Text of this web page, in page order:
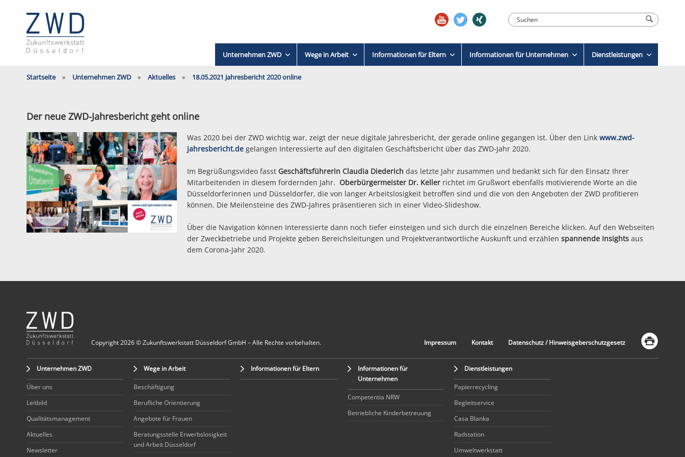
Unternehmen ZWD Wege in Arbeit Informationen für Eltern Informationen für Unternehmen Dienstleistungen
Startseite Unternehmen ZWD Aktuelles 18.05.2021 Jahresbericht 2020 online
Der neue ZWD-Jahresbericht geht online
Was 2020 bei der ZWD wichtig war, zeigt der neue digitale Jahresbericht, der gerade online gegangen ist. Über den Linkwww.zwd-
jahresbericht.de gelangen Interessierte auf den digitalen Geschäftsbericht über das ZWD-Jahr 2020.
Im Begrüßungsvideo fasst Geschäftsführerin Claudia Diederich das letzte Jahr zusammen und bedankt sich für den Einsatz Ihrer
Mitarbeitenden in diesem fordernden Jahr. Oberbürgermeister Dr. Keller richtet im Grußwort ebenfalls motivierende Worte an die
Düsseldorferinnen und Düsseldorfer, die von langer Arbeitslosigkeit betroffen sind und die von den Angeboten der ZWD profitieren
können. Die Meilensteine des ZWD-Jahres präsentieren sich in einer Video-Slideshow.
Über die Navigation können Interessierte dann noch tiefer einsteigen und sich durch die einzelnen Bereiche klicken. Auf den Webseiten
der Zweckbetriebe und Projekte geben Bereichsleitungen und Projektverantwortliche Auskunft und erzählenspannende Insightsaus
dem Corona-Jahr 2020.
Copyright 2026 © Zukunftswerkstatt Düsseldorf GmbH – Alle Rechte vorbehalten. Impressum Kontakt Datenschutz / Hinweisgeberschutzgesetz
Unternehmen ZWD
Über uns
Leitbild
Qualitätsmanagement
Aktuelles
Newsletter
Wege in Arbeit
Beschäftigung
Berufliche Orientierung
Angebote für Frauen
Beratungsstelle Erwerbslosigkeit
und Arbeit Düsseldorf
Informationen für Eltern
Informationen für
Unternehmen
Competentia NRW
Betriebliche Kinderbetreuung
Dienstleistungen
Papierrecycling
Begleitservice
Casa Blanka
Radstation
Umweltwerkstatt